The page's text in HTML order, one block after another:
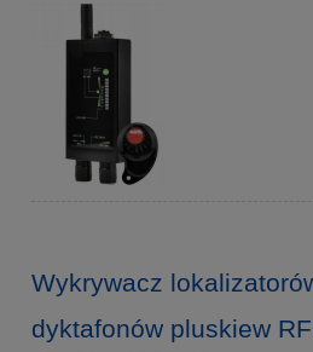
Wykrywacz
dyktafonów pluskiew